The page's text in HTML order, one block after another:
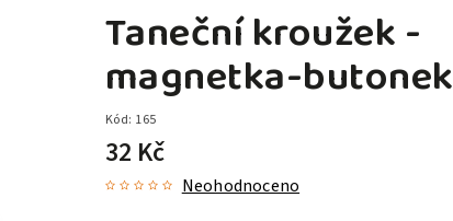
Taneční kroužek -
magnetka-butonek
Kód: 165
32 Kč
Neohodnoceno